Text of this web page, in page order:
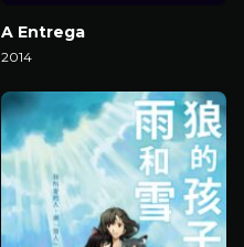
A Entrega
2014